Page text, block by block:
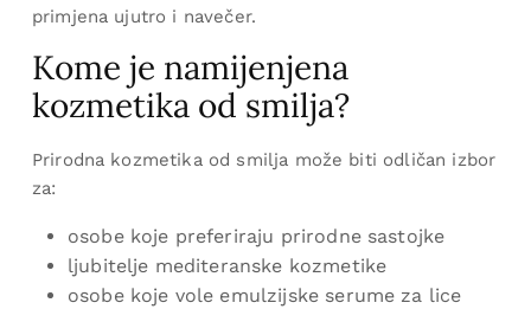
primjena ujutro i navečer.
Kome je namijenjena
kozmetika od smilja?
Prirodna kozmetika od smilja može biti odličan izbor
za:
osobe koje preferiraju prirodne sastojke
ljubitelje mediteranske kozmetike
osobe koje vole emulzijske serume za lice